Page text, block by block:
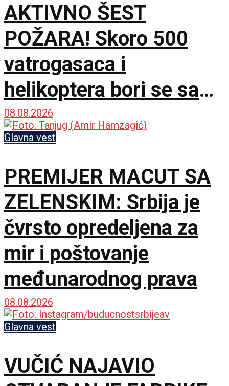
AKTIVNO ŠEST
POŽARA! Skoro 500
vatrogasaca i
helikoptera bori se sa
vatrenom stihijom!
08.08.2026
Glavna vest
PREMIJER MACUT SA
ZELENSKIM: Srbija je
čvrsto opredeljena za
mir i poštovanje
međunarodnog prava
08.08.2026
Glavna vest
VUČIĆ NAJAVIO